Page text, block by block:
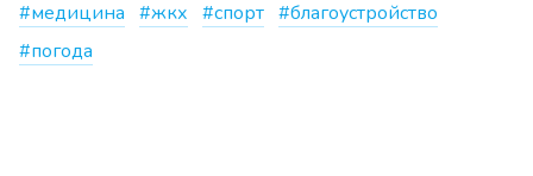
#медицина #жкх #спорт #благоустройство
#погода